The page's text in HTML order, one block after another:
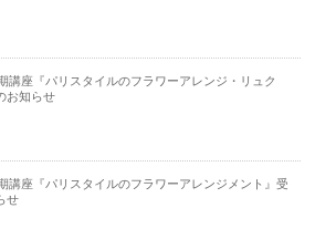
講座『パリスタイルのフラワーアレンジ・リュク
お知らせ
講座『パリスタイルのフラワーアレンジメント』受
せ